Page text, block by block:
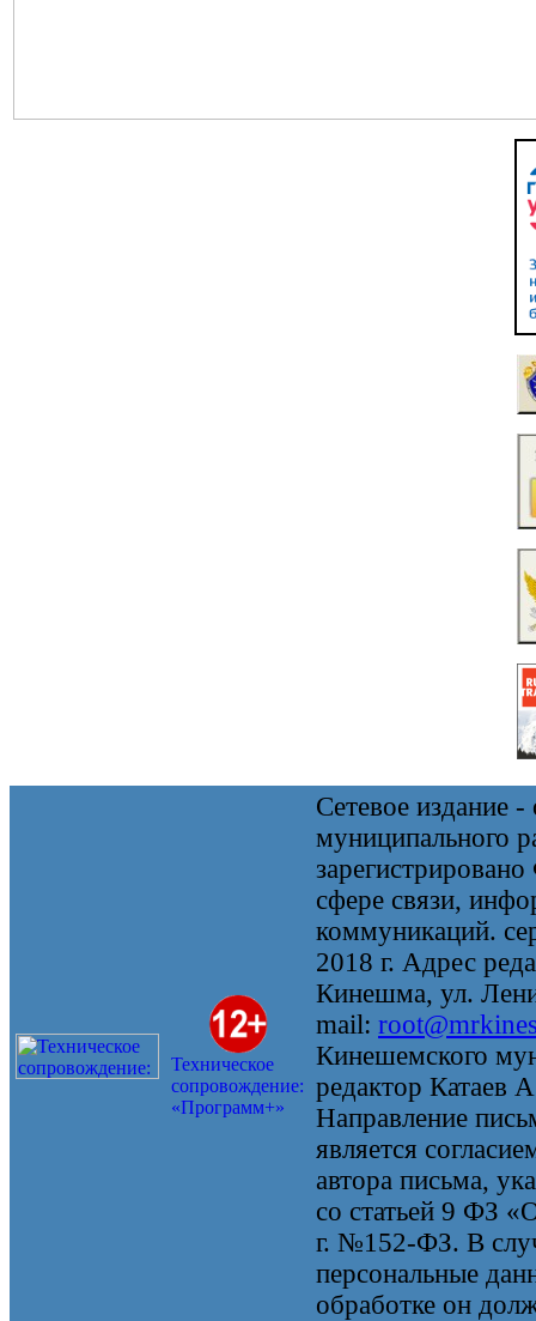
Техническое
сопровождение:
«Программ+»
Сетевое издание
муниципального
сфере связи,
коммуникаций.
2018 г. Адрес
Кинешма, ул.
mail:
Кинешемского
редактор Катаев
Направление
является
автора письма,
со статьей 9 ФЗ
г. №152-ФЗ. В
персональные
обработке он